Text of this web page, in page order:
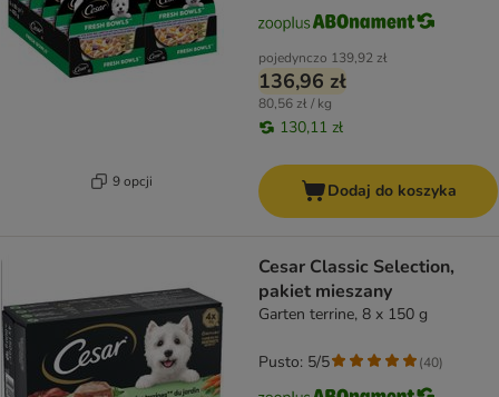
9 opcji
pojedynczo 139,92 zł
136,96 zł
80,56 zł / kg
130,11 zł
Dodaj do koszyka
Cesar Classic Selection,
pakiet mieszany
Garten terrine, 8 x 150 g
Pusto: 5/5 (40)